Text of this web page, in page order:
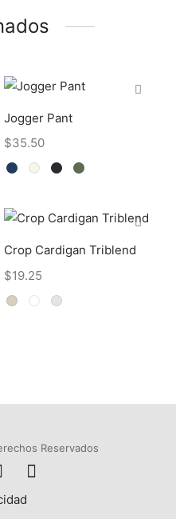
Jogger Pant
$35.50
Crop Cardigan Triblend
$19.25
Reservados